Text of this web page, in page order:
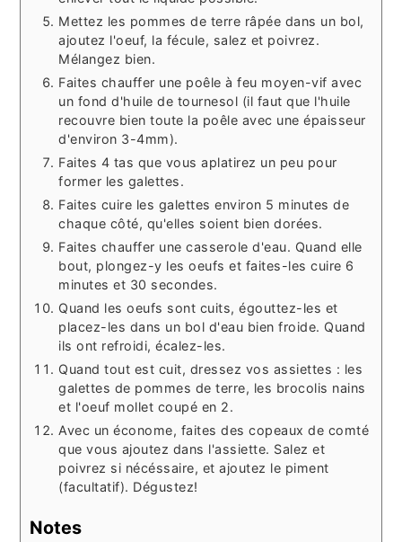
Mettez les pommes de terre râpée dans un bol,
ajoutez l'oeuf, la fécule, salez et poivrez.
Mélangez bien.
Faites chauffer une poêle à feu moyen-vif avec
un fond d'huile de tournesol (il faut que l'huile
recouvre bien toute la poêle avec une épaisseur
d'environ 3-4mm).
Faites 4 tas que vous aplatirez un peu pour
former les galettes.
Faites cuire les galettes environ 5 minutes de
chaque côté, qu'elles soient bien dorées.
Faites chauffer une casserole d'eau. Quand elle
bout, plongez-y les oeufs et faites-les cuire 6
minutes et 30 secondes.
Quand les oeufs sont cuits, égouttez-les et
placez-les dans un bol d'eau bien froide. Quand
ils ont refroidi, écalez-les.
Quand tout est cuit, dressez vos assiettes : les
galettes de pommes de terre, les brocolis nains
et l'oeuf mollet coupé en 2.
Avec un économe, faites des copeaux de comté
que vous ajoutez dans l'assiette. Salez et
poivrez si nécéssaire, et ajoutez le piment
(facultatif). Dégustez!
Notes